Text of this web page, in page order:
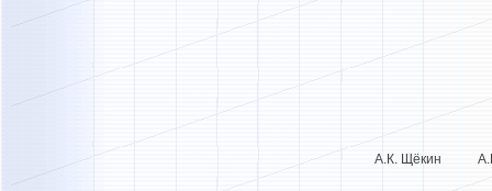
А.К. Щёкин